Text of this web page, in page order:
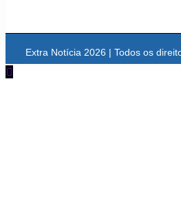
Extra Notícia 2026 | Todos os